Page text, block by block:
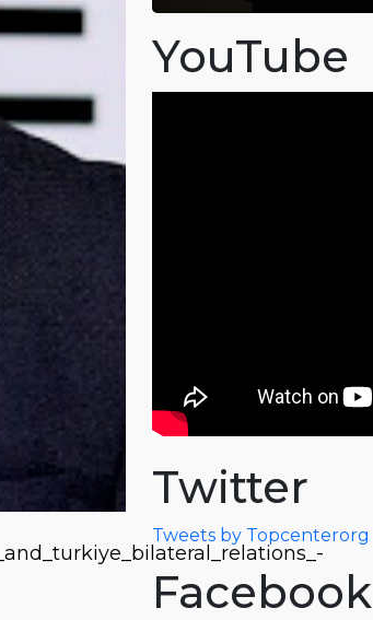
YouTube
Twitter
Tweets by Topcenterorg
Facebook